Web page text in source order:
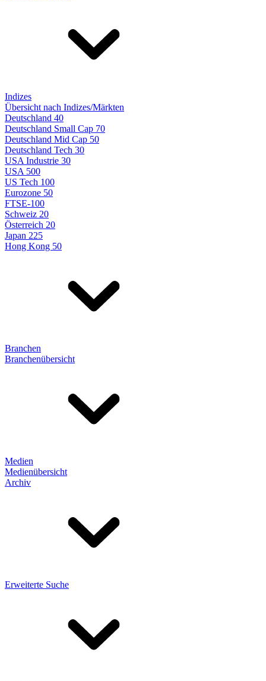
Indizes
Übersicht nach Indizes/Märkten
Deutschland 40
Deutschland Small Cap 70
Deutschland Mid Cap 50
Deutschland Tech 30
USA Industrie 30
USA 500
US Tech 100
Eurozone 50
FTSE-100
Schweiz 20
Österreich 20
Japan 225
Hong Kong 50
Branchen
Branchenübersicht
Medien
Medienübersicht
Archiv
Erweiterte Suche